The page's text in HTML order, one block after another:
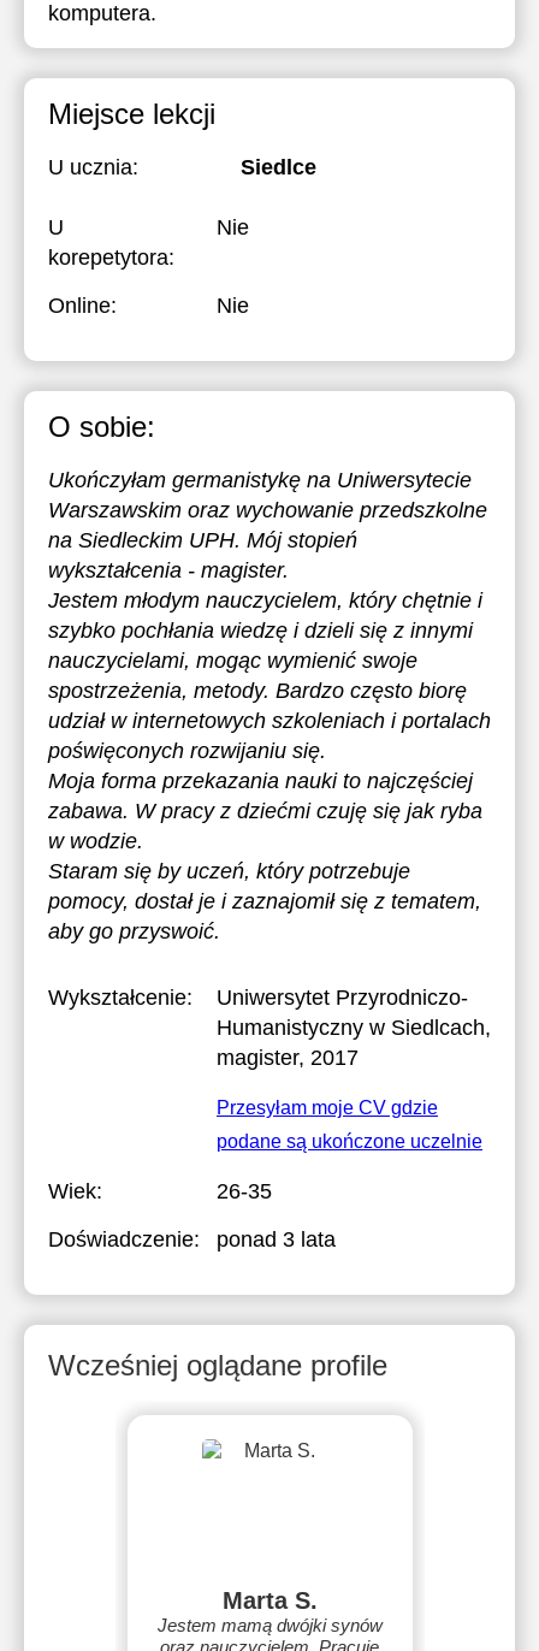
komputera.
Miejsce lekcji
U ucznia: Siedlce
U
korepetytora:
Nie
Online: Nie
O sobie:
Ukończyłam germanistykę na Uniwersytecie
Warszawskim oraz wychowanie przedszkolne
na Siedleckim UPH. Mój stopień
wykształcenia - magister.
Jestem młodym nauczycielem, który chętnie i
szybko pochłania wiedzę i dzieli się z innymi
nauczycielami, mogąc wymienić swoje
spostrzeżenia, metody. Bardzo często biorę
udział w internetowych szkoleniach i portalach
poświęconych rozwijaniu się.
Moja forma przekazania nauki to najczęściej
zabawa. W pracy z dziećmi czuję się jak ryba
w wodzie.
Staram się by uczeń, który potrzebuje
pomocy, dostał je i zaznajomił się z tematem,
aby go przyswoić.
Wykształcenie:
Uniwersytet Przyrodniczo-
Humanistyczny w Siedlcach,
magister, 2017
Przesyłam moje CV gdzie
podane są ukończone uczelnie
Wiek:
26-35
Doświadczenie:
ponad 3 lata
Wcześniej oglądane profile
Marta S.
Jestem mamą dwójki synów
oraz nauczycielem. Pracuję